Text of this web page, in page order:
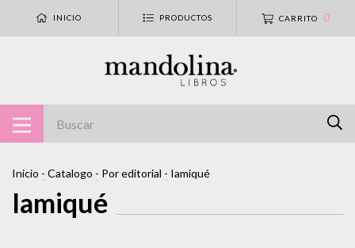
INICIO PRODUCTOS CARRITO 0
Inicio - Catalogo - Por editorial - Iamiqué
Iamiqué